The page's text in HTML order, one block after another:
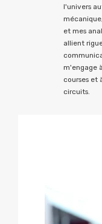
l'univers
et mes
allient
m'engage
courses et
circuits.